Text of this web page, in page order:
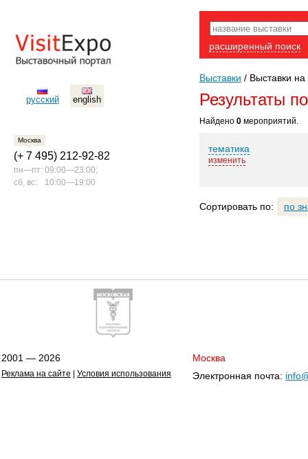
русский english
Москва
(+ 7 495) 212-92-82
пн—пт: 09:00—23:00;
сб, вс:
10:00—19:00
расширенный поиск
Выставки / Выставки на
Результаты
Найдено 0 мероприятий.
тематика
изменить
Сортировать по: по
2001 — 2026
Реклама на сайте Условия использования
Москва
Электронная почта: